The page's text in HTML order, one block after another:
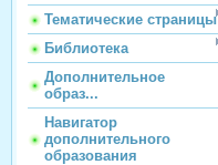
Тематические страницы
Библиотека
Дополнительное
образ...
Навигатор
дополнительного
образования